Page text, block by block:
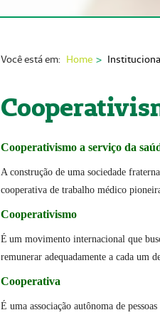
Você está em: Home
Cooperativismo a serviço da
A construção de uma sociedade
cooperativa de trabalho médico
Cooperativismo
É um movimento internacional que
remunerar adequadamente a cada um
Cooperativa
É uma associação autônoma de